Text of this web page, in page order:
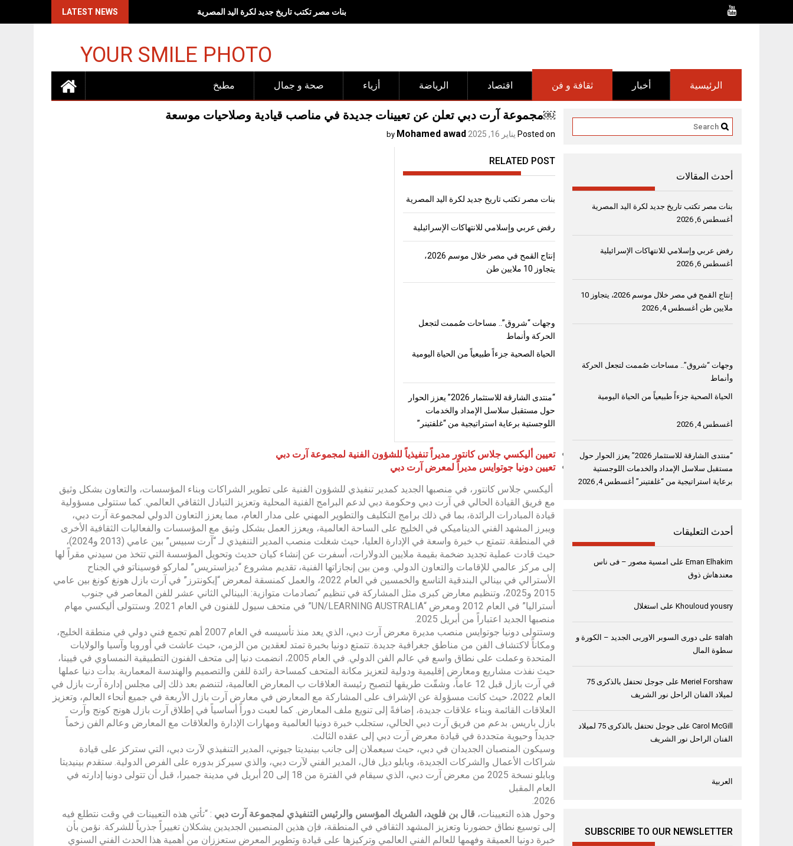
LATEST NEWS رفض عربي وإسلامي للانتهاكات الإسرائيلية
YOUR SMILE PHOTO
مطبخ صحة و جمال أزياء الرياضة اقتصاد ثقافة و فن أخبار الرئيسية
￼مجموعة آرت دبي تعلن عن تعيينات جديدة في مناصب قيادية وصلاحيات موسعة
Posted on يناير 16, 2025 by
Mohamed awad
RELATED POST
بنات مصر تكتب تاريخ جديد لكرة اليد المصرية
رفض عربي وإسلامي للانتهاكات الإسرائيلية
إنتاج القمح في مصر خلال موسم 2026،
يتجاوز 10 ملايين طن
وجهات “شروق”.. مساحات صُممت لتجعل
الحركة وأنماط
الحياة الصحية جزءاً طبيعياً من الحياة اليومية
“منتدى الشارقة للاستثمار 2026” يعزز الحوار
حول مستقبل سلاسل الإمداد والخدمات
اللوجستية برعاية استراتيجية من “غلفتينر”
تعيين أليكسي جلاس كانتور مديراً تنفيذياً للشؤون الفنية لمجموعة آرت دبي
تعيين دونيا جوتوايس مديراً لمعرض آرت دبي
أليكسي جلاس كانتور، في منصبها الجديد كمدير تنفيذي للشؤون الفنية على تطوير الشراكات وبناء المؤسسات، والتعاون بشكل وثيق
مع فريق القيادة الحالي في آرت دبي وحكومة دبي لدعم البرامج الفنية المحلية وتعزيز التبادل الثقافي العالمي. كما ستتولى مسؤولية
قيادة المبادرات الرائدة، بما في ذلك برامج التكليف والتطوير المهني على مدار العام، مما يعزز التعاون الدولي لمجموعة آرت دبي،
ويبرز المشهد الفني الديناميكي في الخليج على الساحة العالمية، ويعزز العمل بشكل وثيق مع المؤسسات والفعاليات الثقافية الأخرى
في المنطقة. تتمتع ب خبرة واسعة في الإدارة العليا، حيث شغلت منصب المدير التنفيذي لـ “آرت سبيس” بين عامي (2013 و2024)،
حيث قادت عملية تجديد ضخمة بقيمة ملايين الدولارات، أسفرت عن إنشاء كيان حديث وتحويل المؤسسة التي تتخذ من سيدني مقراً لها
إلى مركز عالمي للإقامات والتعاون الدولي. ومن بين إنجازاتها الفنية، تقديم مشروع “ديزاستريس” لماركو فوسيناتو في الجناح
الأسترالي في بينالي البندقية التاسع والخمسين في العام 2022، والعمل كمنسقة لمعرض “إيكونترز” في آرت بازل هونغ كونغ بين عامي
2015 و2025، وتنظيم معارض كبرى مثل المشاركة في تنظيم “تصادمات متوازية: البينالي الثاني عشر للفن المعاصر في جنوب
أستراليا” في العام 2012 ومعرض “UN/LEARNING AUSTRALIA” في متحف سيول للفنون في العام 2021. وستتولى أليكسي مهام
منصبها الجديد اعتباراً من أبريل 2025.
وستتولى دونيا جوتوايس منصب مديرة معرض آرت دبي، الذي يعد منذ تأسيسه في العام 2007 أهم تجمع فني دولي في منطقة الخليج،
ومكاناً لاكتشاف الفن من مناطق جغرافية جديدة. تتمتع دونيا بخبرة تمتد لعقدين من الزمن، حيث عاشت في أوروبا وآسيا والولايات
المتحدة وعملت على نطاق واسع في عالم الفن الدولي. في العام 2005، انضمت دنيا إلى متحف الفنون التطبيقية النمساوي في فيينا،
حيث نفذت مشاريع ومعارض إقليمية ودولية لتعزيز مكانة المتحف كمساحة رائدة للفن والتصميم والهندسة المعمارية. بدأت دنيا عملها
في آرت بازل قبل 12 عاماً، وشقّت طريقها لتصبح رئيسة العلاقات ب المعارض العالمية، لتنضم بعد ذلك إلى مجلس إدارة آرت بازل في
العام 2022، حيث كانت مسؤولة عن الإشراف على المشاركة مع المعارض في معارض آرت بازل الأربعة في جميع أنحاء العالم، وتعزيز
العلاقات القائمة وبناء علاقات جديدة، إضافةً إلى تنويع ملف المعارض. كما لعبت دوراً أساسياً في إطلاق آرت بازل هونج كونج وآرت
بازل باريس. بدعم من فريق آرت دبي الحالي، ستجلب خبرة دونيا العالمية ومهارات الإدارة والعلاقات مع المعارض وعالم الفن زخماً
جديداً وحيوية متجددة في قيادة معرض آرت دبي إلى عقده الثالث.
وسيكون المنصبان الجديدان في دبي، حيث سيعملان إلى جانب بينيديتا جيوني، المدير التنفيذي لآرت دبي، التي ستركز على قيادة
شراكات الأعمال والشركات الجديدة، وبابلو ديل فال، المدير الفني لآرت دبي، والذي سيركز بدوره على الفرص الدولية. ستقدم بينيديتا
وبابلو نسخة 2025 من معرض آرت دبي، الذي سيقام في الفترة من 18 إلى 20 أبريل في مدينة جميرا، قبل أن تتولى دونيا إدارته في
العام المقبل
2026.
وحول هذه التعيينات، قال بن فلويد، الشريك المؤسس والرئيس التنفيذي لمجموعة آرت دبي : “تأتي هذه التعيينات في وقت نتطلع فيه
إلى توسيع نطاق حضورنا وتعزيز المشهد الثقافي في المنطقة، فإن هذين المنصبين الجديدين يشكلان تغييراً جذرياً للشركة. نؤمن بأن
خبرة دونيا العميقة وفهمها للعالم الفني العالمي وتركيزها على قيادة وتطوير المعرض ستعززان من أهمية هذا الحدث الفني السنوي
أحدث المقالات
بنات مصر تكتب تاريخ جديد لكرة اليد المصرية
أغسطس 6, 2026
رفض عربي وإسلامي للانتهاكات الإسرائيلية
أغسطس 6, 2026
إنتاج القمح في مصر خلال موسم 2026، يتجاوز 10
ملايين طن أغسطس 4, 2026
وجهات “شروق”.. مساحات صُممت لتجعل الحركة
وأنماط
الحياة الصحية جزءاً طبيعياً من الحياة اليومية
أغسطس 4, 2026
“منتدى الشارقة للاستثمار 2026” يعزز الحوار حول
مستقبل سلاسل الإمداد والخدمات اللوجستية
برعاية استراتيجية من “غلفتينر” أغسطس 4, 2026
أحدث التعليقات
Eman Elhakim على امسية مصور – فى ناس
معندهاش ذوق
Khouloud yousry على استغلال
salah على دورى السوبر الاوربى الجديد – الكورة و
سطوة المال
Meriel Forshaw على
جوجل تحتفل بالذكرى 75
لميلاد الفنان الراحل نور الشريف
Carol McGill على
جوجل تحتفل بالذكرى 75 لميلاد
الفنان الراحل نور الشريف
العربية
SUBSCRIBE TO OUR NEWSLETTER